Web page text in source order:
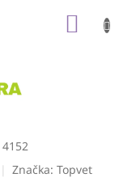
4152
Značka: Topvet